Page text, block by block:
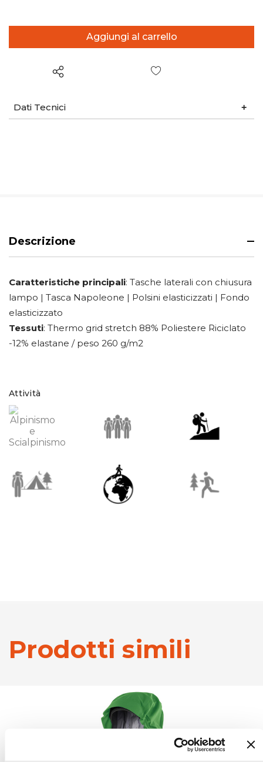
Dati Tecnici
Descrizione
Caratteristiche principali: Tasche laterali con chiusura
lampo | Tasca Napoleone | Polsini elasticizzati | Fondo
elasticizzato
Tessuti: Thermo grid stretch 88% Poliestere Riciclato
-12% elastane / peso 260 g/m2
Attività
Prodotti simili